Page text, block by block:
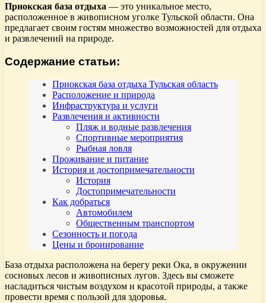
Приокская база отдыха — это уникальное место,
расположенное в живописном уголке Тульской области. Она
предлагает своим гостям множество возможностей для отдыха
и развлечений на природе.
Содержание статьи:
Приокская база отдыха Тульская область
Расположение и природа
Инфраструктура и услуги
Развлечения и активности
Пляж и водные развлечения
Спортивные мероприятия
Рыбная ловля
Проживание и питание
История и достопримечательности
История
Достопримечательности
Как добраться
Автомобилем
Общественным транспортом
Сезонность и погода
Цены и бронирование
База отдыха расположена на берегу реки Ока, в окружении
сосновых лесов и живописных лугов. Здесь вы сможете
насладиться чистым воздухом и красотой природы, а также
провести время с пользой для здоровья.